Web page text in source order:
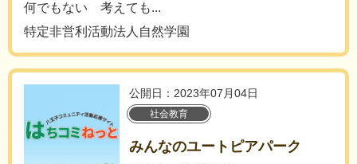
何でもない 考えても...
特定非営利活動法人自然学園
公開日：2023年07月04日
社会教育
みんなのユートピアパーク